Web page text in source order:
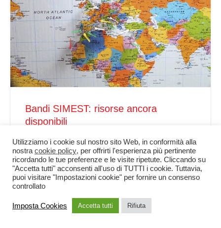
Bandi SIMEST: risorse ancora
disponibili
13 Settembre 2023 | Categorie:
Internazionalizzazione
Utilizziamo i cookie sul nostro sito Web, in conformità alla
nostra cookie policy, per offrirti l'esperienza più pertinente
ricordando le tue preferenze e le visite ripetute. Cliccando su
"Accetta tutti" acconsenti all'uso di TUTTI i cookie. Tuttavia,
puoi visitare "Impostazioni cookie" per fornire un consenso
controllato
Imposta Cookies Accetta tutti Rifiuta